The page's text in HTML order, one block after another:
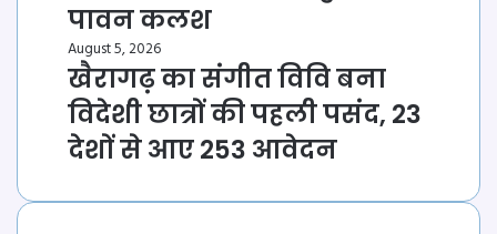
पावन कलश
August 5, 2026
खैरागढ़ का संगीत विवि बना
विदेशी छात्रों की पहली पसंद, 23
देशों से आए 253 आवेदन